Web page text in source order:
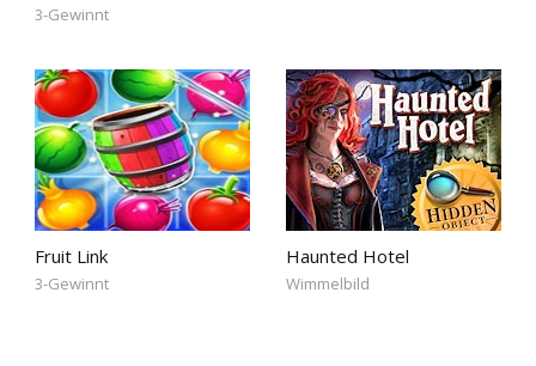
3-Gewinnt
Fruit Link
3-Gewinnt
Haunted Hotel
Wimmelbild